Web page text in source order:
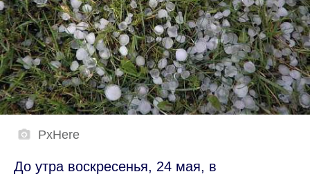
PxHere
До утра воскресенья, 24 мая, в